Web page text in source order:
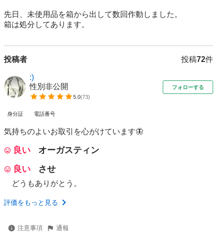
先日、未使用品を箱から出して数回作動しました。
箱は処分してあります。
投稿者 投稿72件
:)
性別非公開
5.0(73)
フォローする
身分証 電話番号
気持ちのよいお取引を心がけています🦋
良い
オーガスティン
良い
させ
どうもありがとう。
評価をもっと見る
注意事項 通報